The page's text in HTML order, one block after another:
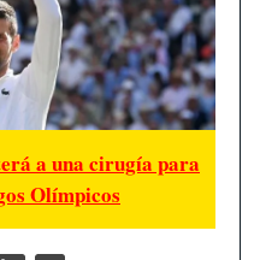
a una cirugía para
Olímpicos